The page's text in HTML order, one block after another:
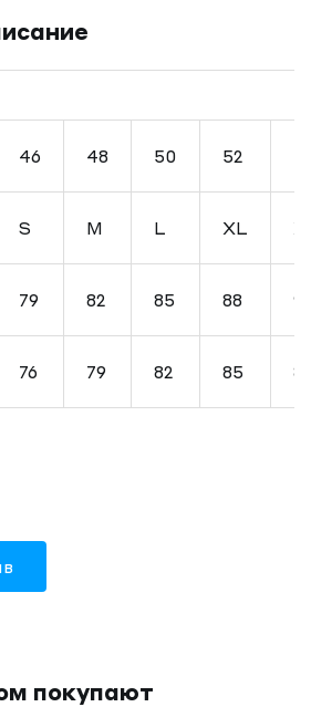
46 48 50 52
S M L XL
79 82 85 88 91
76 79 82 85
покупают